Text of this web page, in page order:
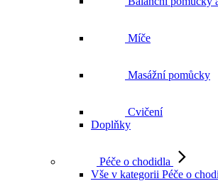
Míče
Masážní pomůcky
Cvičení
Doplňky
Péče o chodidla
Vše v kategorii Péče o